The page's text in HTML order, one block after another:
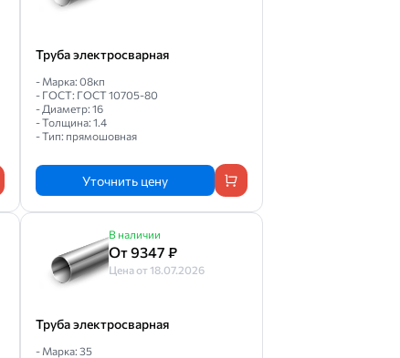
Труба электросварная
- Марка: 08кп
- ГОСТ: ГОСТ 10705-80
- Диаметр: 16
- Толщина: 1.4
- Тип: прямошовная
Уточнить цену
В наличии
От 9347 ₽
Цена от 18.07.2026
Труба электросварная
- Марка: 35